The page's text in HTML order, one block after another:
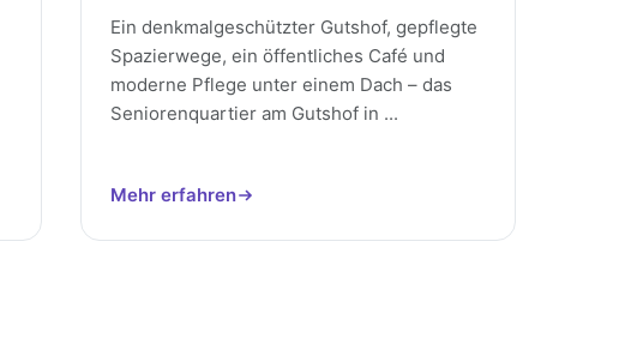
Ein denkmalgeschützter Gutshof, gepflegte
Spazierwege, ein öffentliches Café und
moderne Pflege unter einem Dach – das
Seniorenquartier am Gutshof in ...
Mehr erfahren